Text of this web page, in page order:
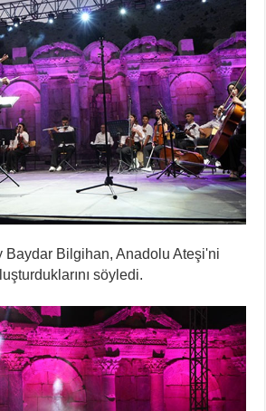
Baydar Bilgihan, Anadolu Ateşi'ni
söyledi.